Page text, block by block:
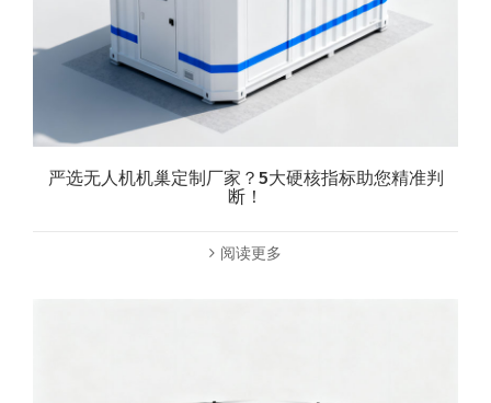
严选无人机机巢定制厂家？5大硬核指标助您精准判
断！
阅读更多